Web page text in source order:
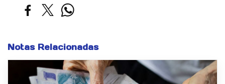
Notas Relacionadas